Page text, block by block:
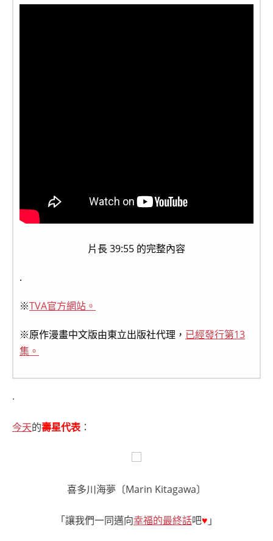
片長 39:55 的完整內容
.
※TVA官方網站。
※原作漫畫中文版由東立出版社代理， 已經發行第13
集。
.
今天的壽星代表：
喜多川海夢〔Marin Kitagawa〕
「讓我們一同邁向幸福的最終話吧♥ 」